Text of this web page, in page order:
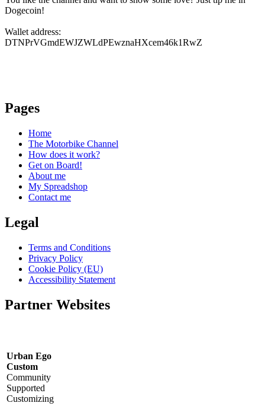
Dogecoin!
Wallet address:
DTNPrVGmdEWJZWLdPEwznaHXcem46k1RwZ
Pages
Home
The Motorbike Channel
How does it work?
Get on Board!
About me
My Spreadshop
Contact me
Legal
Terms and Conditions
Privacy Policy
Cookie Policy (EU)
Accessibility Statement
Partner Websites
Urban Ego
Custom
Community
Supported
Customizing